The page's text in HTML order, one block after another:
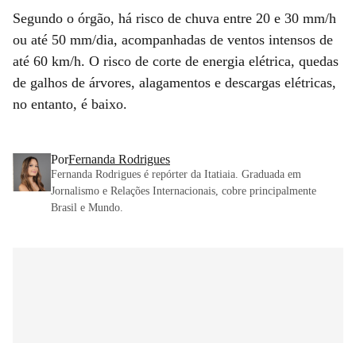
Segundo o órgão, há risco de chuva entre 20 e 30 mm/h
ou até 50 mm/dia, acompanhadas de ventos intensos de
até 60 km/h. O risco de corte de energia elétrica, quedas
de galhos de árvores, alagamentos e descargas elétricas,
no entanto, é baixo.
PorFernanda Rodrigues
Fernanda Rodrigues é repórter da Itatiaia. Graduada em
Jornalismo e Relações Internacionais, cobre principalmente
Brasil e Mundo.